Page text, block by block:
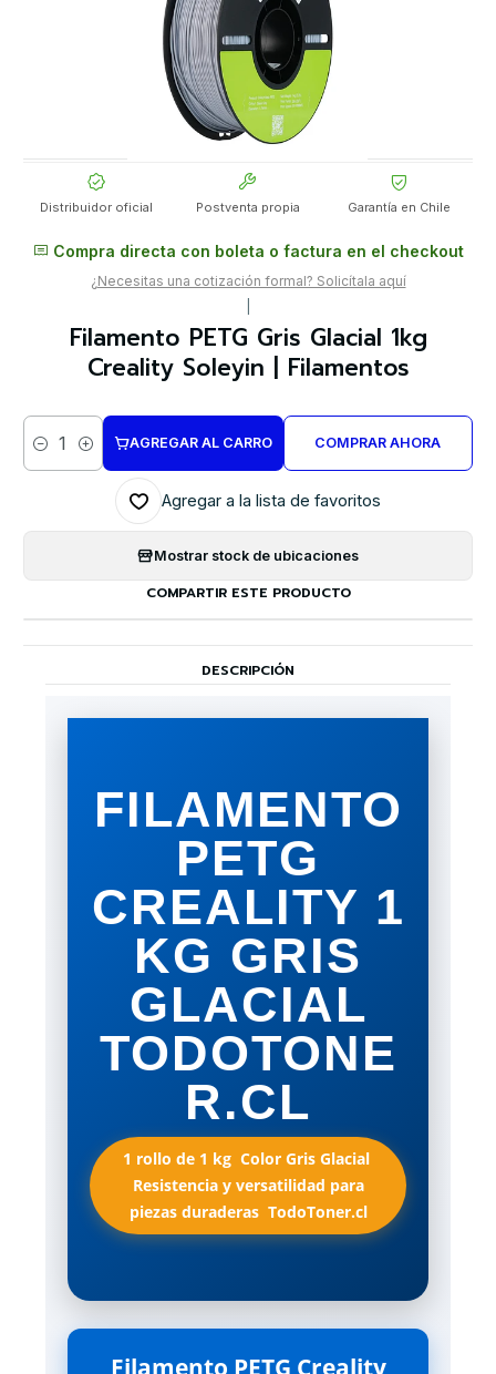
Distribuidor oficial Postventa propia Garantía en Chile
Compra directa con boleta o factura en el checkout
¿Necesitas una cotización formal? Solicítala aquí
Filamento PETG Gris Glacial 1kg
Creality Soleyin | Filamentos
Cantidad
AGREGAR AL CARRO COMPRAR AHORA
Agregar a la lista de favoritos
Mostrar stock de ubicaciones
COMPARTIR ESTE PRODUCTO
DESCRIPCIÓN
FILAMENTO
PETG
CREALITY 1
KG GRIS
GLACIAL
TODOTONE
R.CL
1 rollo de 1 kg  Color Gris Glacial 
Resistencia y versatilidad para
piezas duraderas  TodoToner.cl
Filamento PETG Creality